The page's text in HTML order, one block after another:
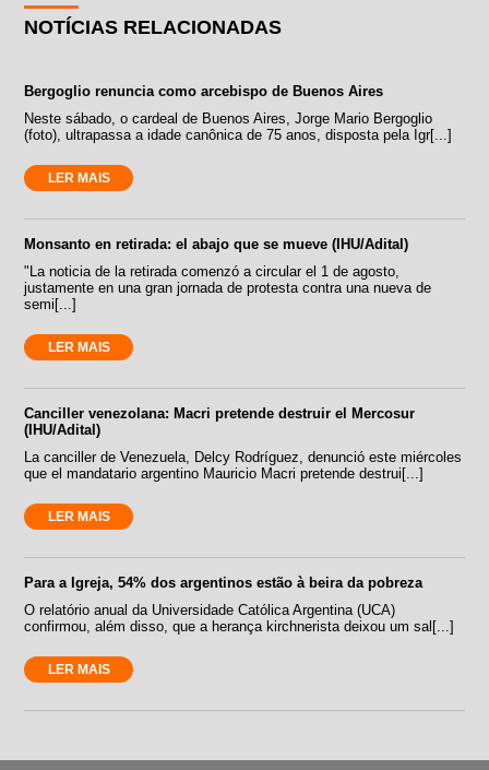
NOTÍCIAS RELACIONADAS
Bergoglio renuncia como arcebispo de Buenos Aires
Neste sábado, o cardeal de Buenos Aires, Jorge Mario Bergoglio
(foto), ultrapassa a idade canônica de 75 anos, disposta pela Igr[...]
LER MAIS
Monsanto en retirada: el abajo que se mueve (IHU/Adital)
"La noticia de la retirada comenzó a circular el 1 de agosto,
justamente en una gran jornada de protesta contra una nueva de
semi[...]
LER MAIS
Canciller venezolana: Macri pretende destruir el Mercosur
(IHU/Adital)
La canciller de Venezuela, Delcy Rodríguez, denunció este miércoles
que el mandatario argentino Mauricio Macri pretende destrui[...]
LER MAIS
Para a Igreja, 54% dos argentinos estão à beira da pobreza
O relatório anual da Universidade Católica Argentina (UCA)
confirmou, além disso, que a herança kirchnerista deixou um sal[...]
LER MAIS